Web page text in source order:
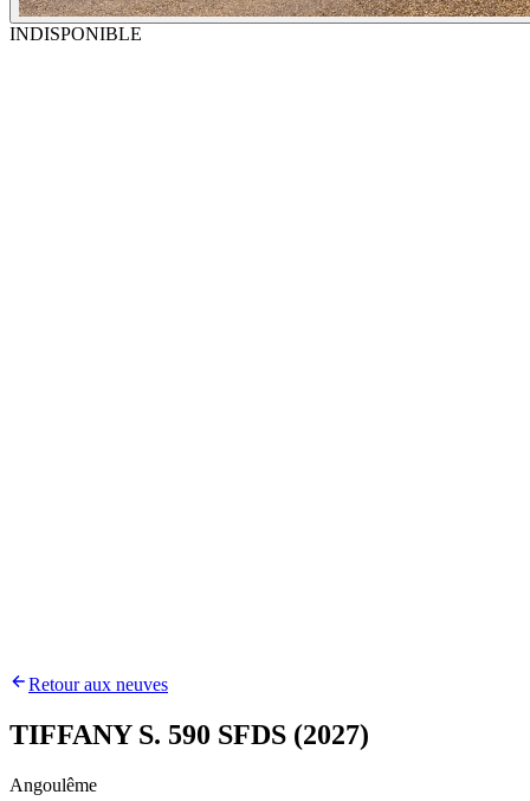
INDISPONIBLE
Retour aux neuves
TIFFANY S. 590 SFDS (2027)
Angoulême